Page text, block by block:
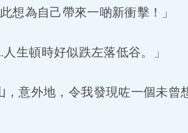
想為自己帶來一啲新衝擊！」
生頓時好似跌左落低谷。」
意外地，令我發現咗一個未曾